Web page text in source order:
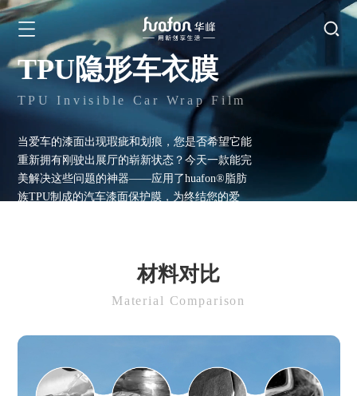
TPU隐形车衣膜
TPU Invisible Car Wrap Film
当爱车的漆面出现瑕疵和划痕，您是否希望它能
重新拥有刚驶出展厅的崭新状态？今天一款能完
美解决这些问题的神器——应用了huafon®脂肪
族TPU制成的汽车漆面保护膜，为终结您的爱
复划痕、耐腐蚀、抗污等作用。材料对比
Material Comparison